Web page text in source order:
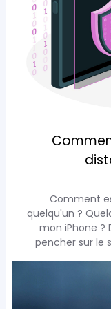
Comment
quelqu'un ?
mon iPhone ?
pencher sur le